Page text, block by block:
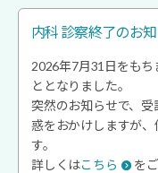
内科 診察終了のお
2026年7月31日をもち
ととなりました。
突然のお知らせで、
惑をおかけしますが
す。
詳しくはこちら を